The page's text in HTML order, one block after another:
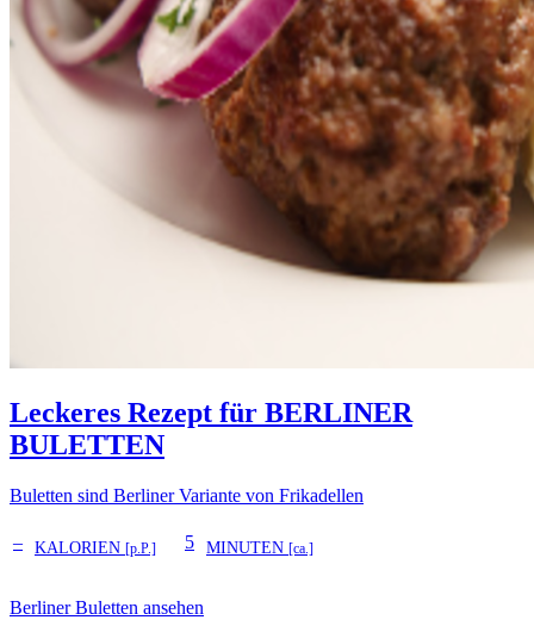
Leckeres Rezept für BERLINER
BULETTEN
Buletten sind Berliner Variante von Frikadellen
– KALORIEN [p.P.] 5 MINUTEN [ca.]
Berliner Buletten ansehen